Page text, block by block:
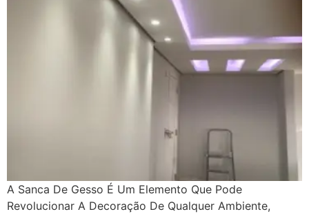
A Sanca De Gesso É Um Elemento Que Pode
Revolucionar A Decoração De Qualquer Ambiente,